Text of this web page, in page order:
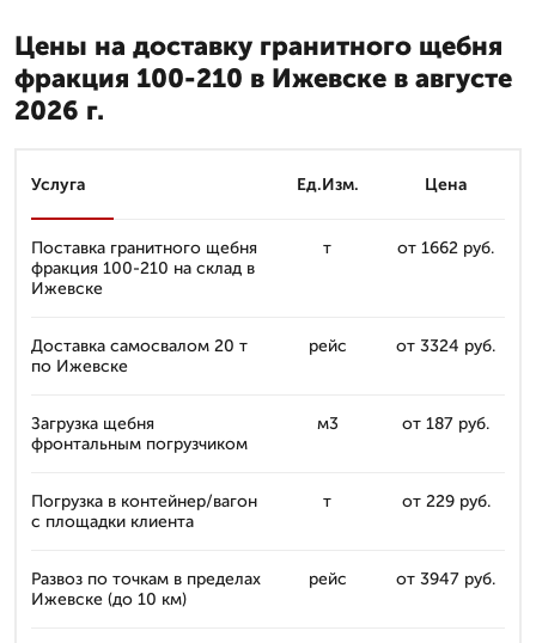
Цены на доставку гранитного щебня
фракция 100-210 в Ижевске в августе
2026 г.
Услуга Ед.Изм. Цена
Поставка гранитного щебня
фракция 100-210 на склад в
Ижевске
т от 1662 руб.
Доставка самосвалом 20 т
по Ижевске
рейс от 3324 руб.
Загрузка щебня
фронтальным погрузчиком
м3 от 187 руб.
Погрузка в контейнер/вагон
с площадки клиента
т от 229 руб.
Развоз по точкам в пределах
Ижевске (до 10 км)
рейс от 3947 руб.